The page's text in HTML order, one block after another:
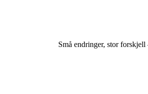
Små endringer, stor